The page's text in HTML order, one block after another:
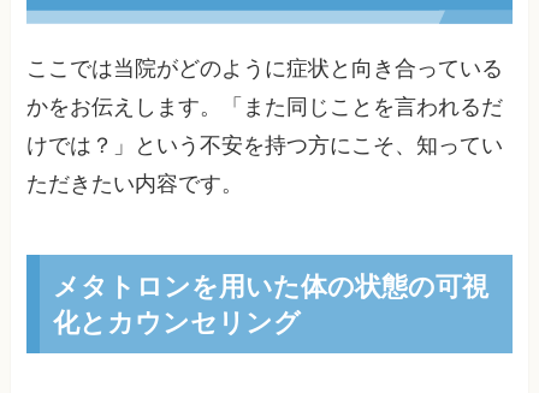
ここでは当院がどのように症状と向き合っている
かをお伝えします。「また同じことを言われるだ
けでは？」という不安を持つ方にこそ、知ってい
ただきたい内容です。
メタトロンを用いた体の状態の可視
化とカウンセリング